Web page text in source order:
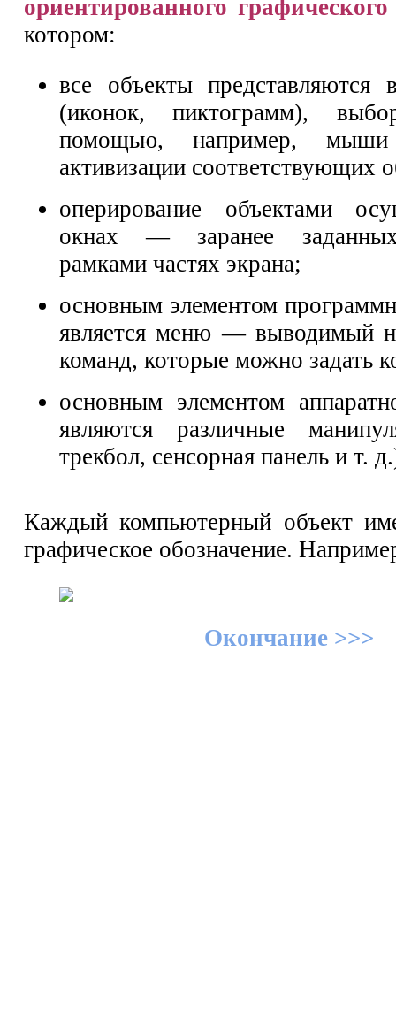
ориентированного
котором:
все объекты представляются
(иконок, пиктограмм),
помощью, например,
активизации соответствующих
оперирование объектами
окнах — заранее
рамками частях экрана;
основным элементом
является меню — выводимый
команд, которые можно задать
основным элементом
являются различные
трекбол, сенсорная панель и т.
Каждый компьютерный объект
графическое обозначение.
Окончание >>>